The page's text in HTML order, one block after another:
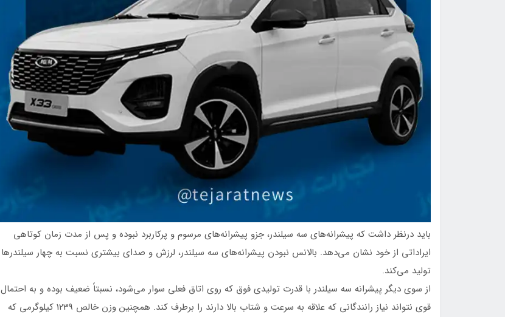
باید درنظر داشت که پیشرانه‌های سه سیلندر، جزو پیشرانه‌های مرسوم و پرکاربرد نبوده و پس از مدت زمان کوتاهی
ایراداتی از خود نشان می‌دهد. بالانس نبودن پیشرانه‌های سه سیلندر، لرزش و صدای بیشتری نسبت به چهار سیلندرها
تولید می‌کند.
از سوی دیگر پیشرانه سه سیلندر با قدرت تولیدی فوق که روی اتاق فعلی سوار می‌شود، نسبتاً ضعیف بوده و به احتمال
قوی نتواند نیاز رانندگانی که علاقه به سرعت و شتاب بالا دارند را برطرف کند. همچنین وزن خالص 1239 کیلوگرمی که